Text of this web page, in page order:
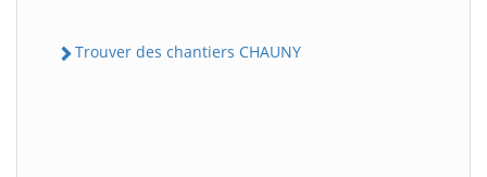
Trouver des chantiers CHAUNY